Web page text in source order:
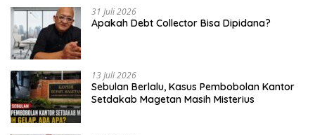
31 Juli 2026
Apakah Debt Collector Bisa Dipidana?
13 Juli 2026
Sebulan Berlalu, Kasus Pembobolan Kantor
Setdakab Magetan Masih Misterius